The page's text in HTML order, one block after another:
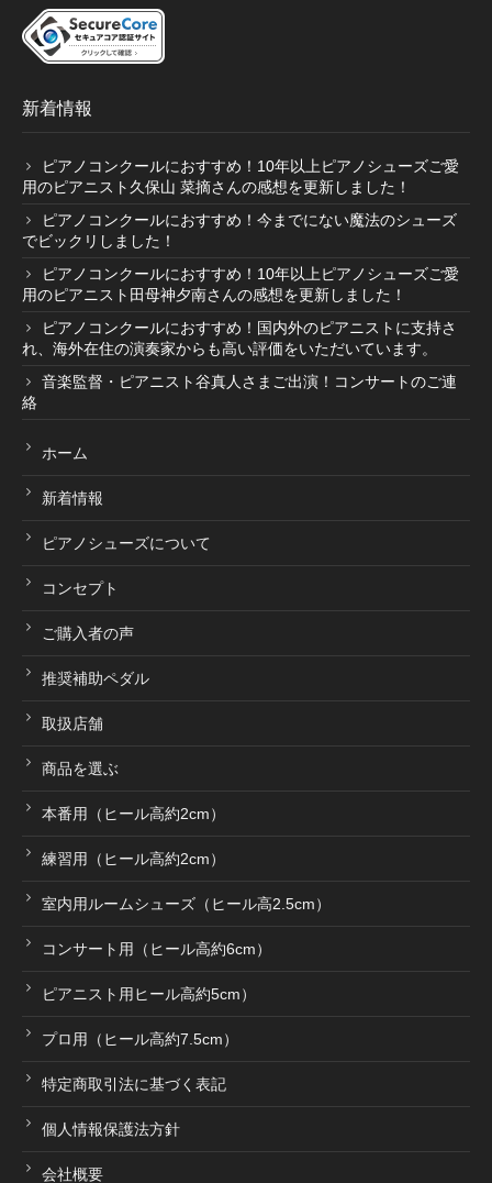
新着情報
ピアノコンクールにおすすめ！10年以上ピアノシューズご愛
用のピアニスト久保山 菜摘さんの感想を更新しました！
ピアノコンクールにおすすめ！今までにない魔法のシューズ
でビックリしました！
ピアノコンクールにおすすめ！10年以上ピアノシューズご愛
用のピアニスト田母神夕南さんの感想を更新しました！
ピアノコンクールにおすすめ！国内外のピアニストに支持さ
れ、海外在住の演奏家からも高い評価をいただいています。
音楽監督・ピアニスト谷真人さまご出演！コンサートのご連
絡
ホーム
新着情報
ピアノシューズについて
コンセプト
ご購入者の声
推奨補助ペダル
取扱店舗
商品を選ぶ
本番用（ヒール高約2cm）
練習用（ヒール高約2cm）
室内用ルームシューズ（ヒール高2.5cm）
コンサート用（ヒール高約6cm）
ピアニスト用ヒール高約5cm）
プロ用（ヒール高約7.5cm）
特定商取引法に基づく表記
個人情報保護法方針
会社概要